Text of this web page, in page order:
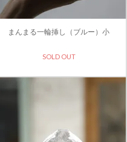
まんまる一輪挿し（ブルー）小
SOLD OUT